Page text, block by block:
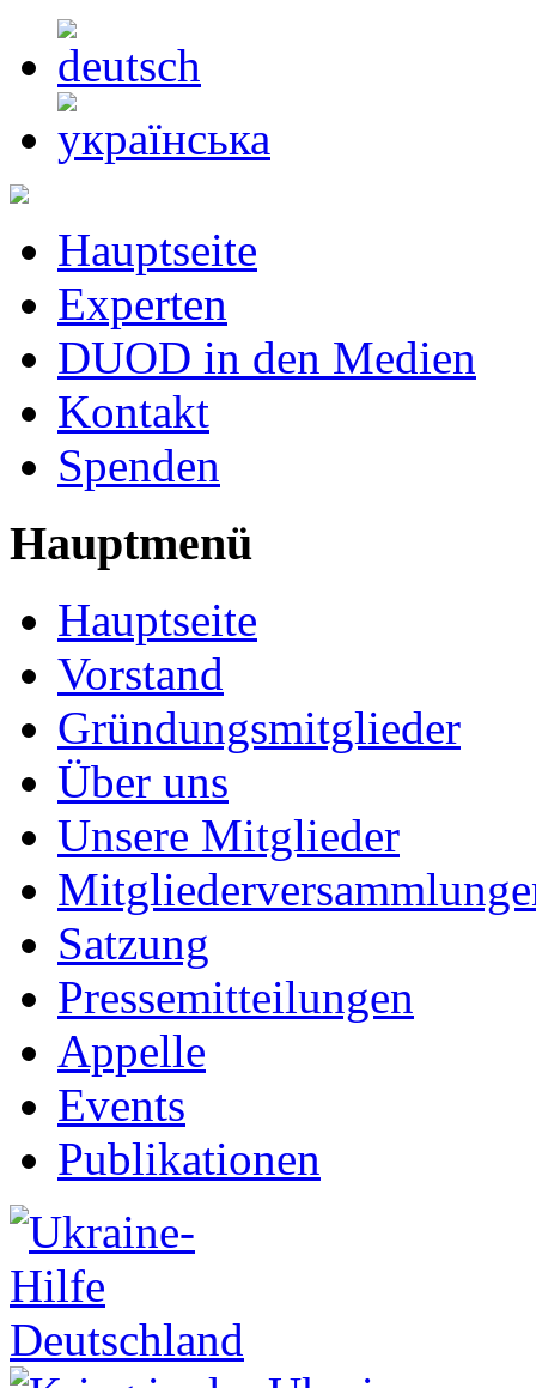
Hauptseite
Experten
DUOD in den Medien
Kontakt
Spenden
Hauptmenü
Hauptseite
Vorstand
Gründungsmitglieder
Über uns
Unsere Mitglieder
Satzung
Pressemitteilungen
Appelle
Events
Publikationen
Monat
Monat